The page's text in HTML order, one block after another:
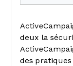
deux la
des pratiques